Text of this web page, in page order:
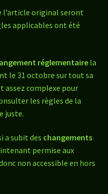
l’article original seront
applicables ont été
réglementairela
le 31 octobre sur tout sa
assez complexe pour
les règles de la
juste.
a subit des changements
permise aux
non accessible en hors